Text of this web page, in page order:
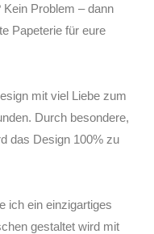
Problem – dann
Papeterie für eure
mit viel Liebe zum
Durch besondere,
das Design 100% zu
ich ein einzigartiges
gestaltet wird mit